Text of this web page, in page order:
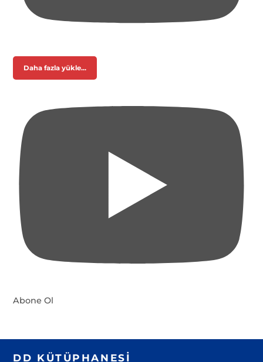
Daha fazla yükle...
Abone Ol
DD KÜTÜPHANESI